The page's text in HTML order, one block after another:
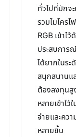
ทั่วไปที่มักจ
รวมไมโครโ
RGB เข้าไ
ประสบการ
ได้ยากในร
สนุกสนานแ
ต้องลงทุนสู
หลายเข้าไ
จ่ายและคว
หลายชิ้น